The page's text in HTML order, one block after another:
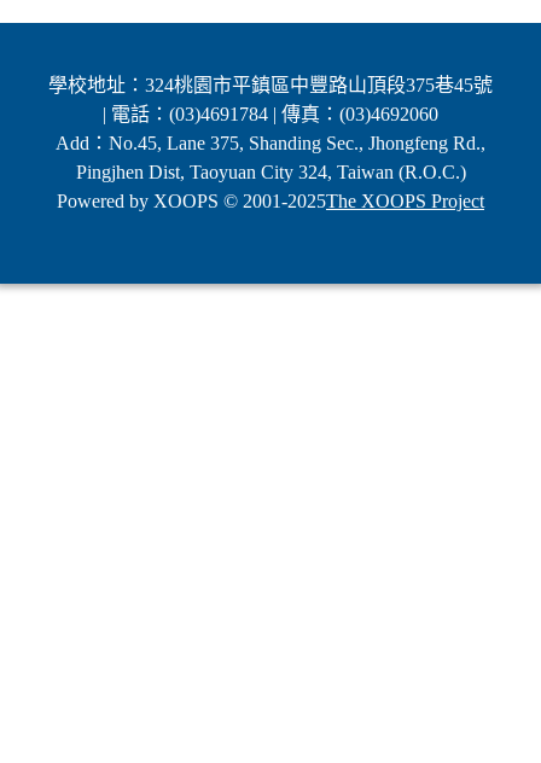
學校地址：324桃園市平鎮區中豐路山頂段375巷45號
| 電話：(03)4691784 | 傳真：(03)4692060
Add：No.45, Lane 375, Shanding Sec., Jhongfeng Rd.,
Pingjhen Dist, Taoyuan City 324, Taiwan (R.O.C.)
Powered by XOOPS © 2001-2025The XOOPS Project